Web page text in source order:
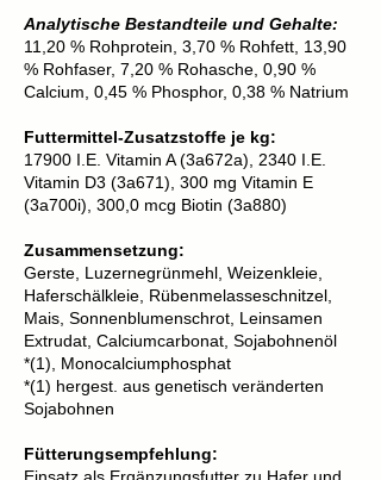
Analytische Bestandteile und Gehalte:
11,20 % Rohprotein, 3,70 % Rohfett, 13,90
% Rohfaser, 7,20 % Rohasche, 0,90 %
Calcium, 0,45 % Phosphor, 0,38 % Natrium
Futtermittel-Zusatzstoffe je kg:
17900 I.E. Vitamin A (3a672a), 2340 I.E.
Vitamin D3 (3a671), 300 mg Vitamin E
(3a700i), 300,0 mcg Biotin (3a880)
Zusammensetzung:
Gerste, Luzernegrünmehl, Weizenkleie,
Haferschälkleie, Rübenmelasseschnitzel,
Mais, Sonnenblumenschrot, Leinsamen
Extrudat, Calciumcarbonat, Sojabohnenöl
*(1), Monocalciumphosphat
*(1) hergest. aus genetisch veränderten
Sojabohnen
Fütterungsempfehlung: